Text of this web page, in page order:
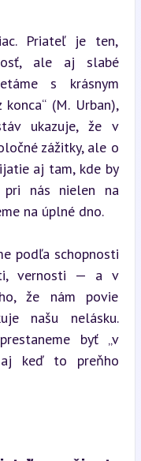
Priateľ je ten,
ale aj slabé
s krásnym
(M. Urban),
ukazuje, že v
zážitky, ale o
aj tam, kde by
nás nielen na
na úplné dno.
podľa schopnosti
vernosti — a v
že nám povie
našu nelásku.
byť „v
aj keď to preňho